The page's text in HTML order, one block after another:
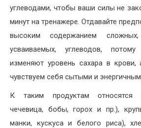
углеводами, чтобы ваши силы не
минут на тренажере. Отдавайте
высоким содержанием
усваиваемых, углеводов,
изменяют уровень сахара в
чувствуем себя сытыми и
К таким продуктам относятся
чечевица, бобы, горох и пр.),
манки, кускуса и белого риса),